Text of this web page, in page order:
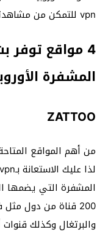
vpn للتمكن من مشاهدتها:
4 مواقع توفر
المشفرة
ZATTOO
من أهم المواقع
المشفرة التي يضمها
200 قناة من دول مثل
والبرتغال وكذلك